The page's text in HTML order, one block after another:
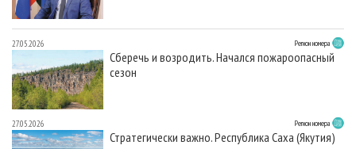
27.05.2026 Регион номера
Сберечь и возродить. Начался пожароопасный
сезон
27.05.2026 Регион номера
Стратегически важно. Республика Саха (Якутия)